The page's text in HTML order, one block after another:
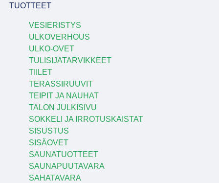
TUOTTEET
VESIERISTYS
ULKOVERHOUS
ULKO-OVET
TULISIJATARVIKKEET
TIILET
TERASSIRUUVIT
TEIPIT JA NAUHAT
TALON JULKISIVU
SOKKELI JA IRROTUSKAISTAT
SISUSTUS
SISÄOVET
SAUNATUOTTEET
SAUNAPUUTAVARA
SAHATAVARA